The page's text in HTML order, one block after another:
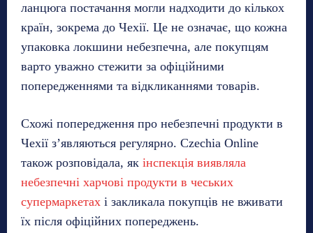
ланцюга постачання могли надходити до кількох
країн, зокрема до Чехії. Це не означає, що кожна
упаковка локшини небезпечна, але покупцям
варто уважно стежити за офіційними
попередженнями та відкликаннями товарів.
Схожі попередження про небезпечні продукти в
Чехії з’являються регулярно. Czechia Online
також розповідала, як інспекція виявляла
небезпечні харчові продукти в чеських
супермаркетах і закликала покупців не вживати
їх після офіційних попереджень.